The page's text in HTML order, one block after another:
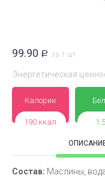
99.90 Р за 1 шт
Энергетическая
Калории
190 ккал
Состав: Маслины,